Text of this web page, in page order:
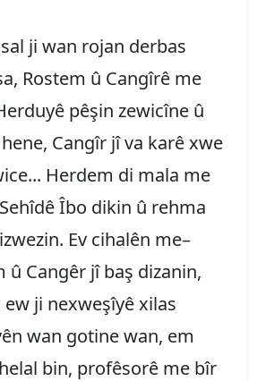
ji wan rojan derbas
Rostem û Cangîrê me
pêşin zewicîne û
Cangîr jî va karê xwe
Herdem di mala me
Îbo dikin û rehma
Ev cihalên me–
û Cangêr jî baş dizanin,
ji nexweşîyê xilas
wan gotine wan, em
bin, profêsorê me bîr